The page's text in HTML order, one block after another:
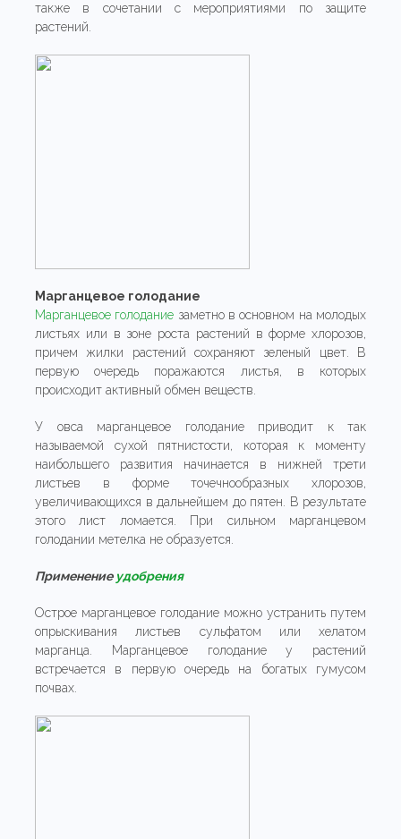
также в сочетании с мероприятиями по защите
растений.
Марганцевое голодание
Марганцевое голодание заметно в основном на молодых
листьях или в зоне роста растений в форме хлорозов,
причем жилки растений сохраняют зеленый цвет. В
первую очередь поражаются листья, в которых
происходит активный обмен веществ.
У овса марганцевое голодание приводит к так
называемой сухой пятнистости, которая к моменту
наибольшего развития начинается в нижней трети
листьев в форме точечнообразных хлорозов,
увеличивающихся в дальнейшем до пятен. В результате
этого лист ломается. При сильном марганцевом
голодании метелка не образуется.
Применение удобрения
Острое марганцевое голодание можно устранить путем
опрыскивания листьев сульфатом или хелатом
марганца. Марганцевое голодание у растений
встречается в первую очередь на богатых гумусом
почвах.